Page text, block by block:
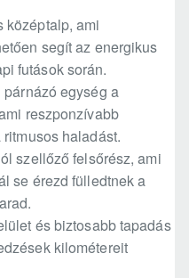
középtalp, ami
segít az energikus
futások során.
egység a
reszponzívabb
haladást.
szellőző felsőrész, ami
se érezd fülledtnek a
és biztosabb tapadás
kilométereit